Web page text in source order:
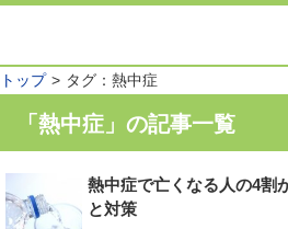
トップ タグ：熱中症
「熱中症」の記事一覧
熱中症で亡くなる人の4割
と対策